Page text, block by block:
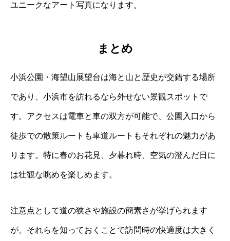
ユニークなアート写真になります。
まとめ
小浜公園・海望山展望台は海と山と歴史が交錯する場所
であり、小浜市を訪れるなら外せない景観スポットで
す。アクセスは電車と車の双方が可能で、公園入口から
徒歩での散策ルートも車道ルートもそれぞれの魅力があ
ります。特に春のお花見、夕暮れ時、空気の澄んだ日に
は壮観な眺めを楽しめます。
注意点として道の狭さや施設の簡素さが挙げられます
が、それらを知っておくことで訪問時の快適度は大きく